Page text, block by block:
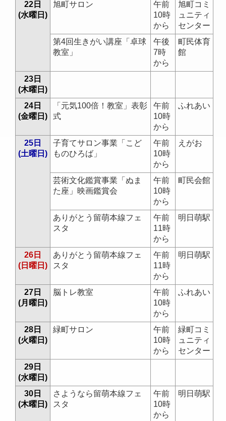
22日
(水曜日)
旭町サロン
午前
10時
から
旭町コミ
ュニティ
センター
第4回生きがい講座「卓球
教室」
午後
7時
から
町民体育
館
23日
(木曜日)
24日
(金曜日)
「元気100倍！教室」表彰
式
午前
10時
から
ふれあい
25日
(土曜日)
子育てサロン事業「こど
ものひろば」
午前
10時
から
えがお
芸術文化鑑賞事業「ぬま
た座」映画鑑賞会
午前
10時
から
町民会館
ありがとう留萌本線フェ
スタ
午前
11時
から
明日萌駅
26日
(日曜日)
ありがとう留萌本線フェ
スタ
午前
11時
から
明日萌駅
27日
(月曜日)
脳トレ教室
午前
10時
から
ふれあい
28日
(火曜日)
緑町サロン
午前
10時
から
緑町コミ
ュニティ
センター
29日
(水曜日)
30日
(木曜日)
さようなら留萌本線フェ
スタ
午前
10時
から
明日萌駅